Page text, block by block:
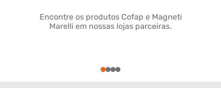
Encontre os produtos Cofap e Magneti
Marelli em nossas lojas parceiras.
1234